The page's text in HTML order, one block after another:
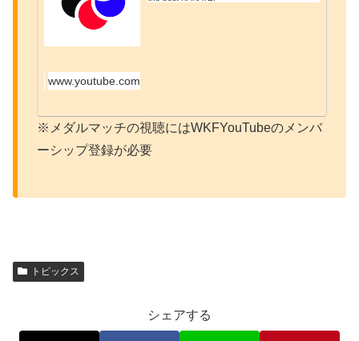
www.youtube.com
※メダルマッチの視聴にはWKFYouTubeのメンバ
ーシップ登録が必要
トピックス
シェアする